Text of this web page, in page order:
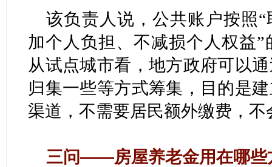
该负责人说，公共账户按照
加个人负担、不减损个人权益
从试点城市看，地方政府可以
归集一些等方式筹集，目的是
渠道，不需要居民额外缴费，
三问——房屋养老金用在哪些